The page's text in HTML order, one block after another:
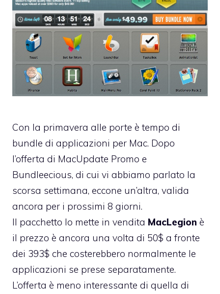
Con la primavera alle porte è tempo di
bundle di applicazioni per Mac. Dopo
l’offerta di MacUpdate Promo e
Bundleecious, di cui vi abbiamo parlato la
scorsa settimana, eccone un’altra, valida
ancora per i prossimi 8 giorni.
Il pacchetto lo mette in vendita MacLegion è
il prezzo è ancora una volta di 50$ a fronte
dei 393$ che costerebbero normalmente le
applicazioni se prese separatamente.
L’offerta è meno interessante di quella di